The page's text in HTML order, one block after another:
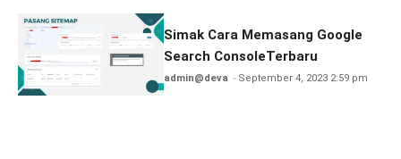
Simak Cara Memasang Google
Search ConsoleTerbaru
admin@deva September 4, 2023 2:59 pm